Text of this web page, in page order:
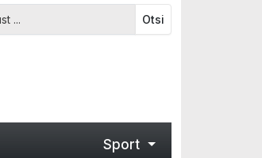
Otsi
Sport